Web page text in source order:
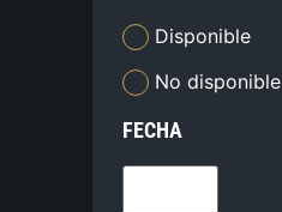
Disponible
No disponible
FECHA